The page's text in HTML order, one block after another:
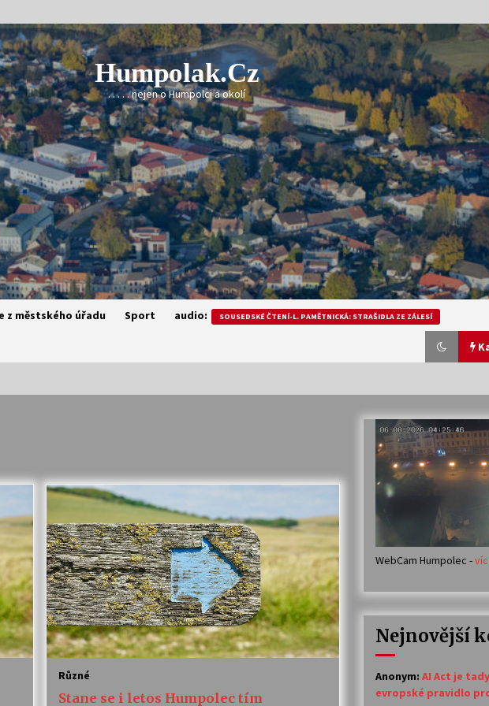
Humpolak.cz
. . . . . nejen o Humpolci a okolí
z městského úřadu Sport audio: SOUSEDSKÉ ČTENÍ-L. PAMĚTNICKÁ: STRAŠIDLA ZE ZÁLESÍ
Veselí
30. 7.
Letní koncerty ve Stromovce:
Kolchoz a Jenakaši
28. 7. 2026
23. 7. 2026
Vysočinka
17. 7. 2026 14. 7.
Varhanní recitál Michala Novenka v
30. 6. 2026
Různé
Stane se i letos Humpolec tím
WebCam Humpolec -
Nejnovější
Anonym: AI Act je
evropské pravidlo